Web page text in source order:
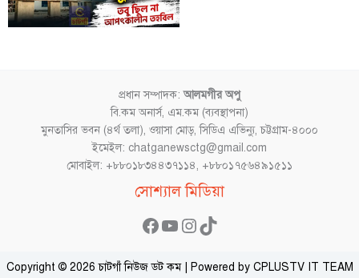
প্রধান সম্পাদক:আলমগীর অপু
বি.কম অনার্স, এম.কম (ব্যবস্থাপনা)
মুনতাসির ভবন (৪র্থ তলা), ওয়াসা মোড়, সিডিএ এভিন্যু, চট্টগ্রাম-৪০০০
ইমেইল: chatganewsctg@gmail.com
মোবাইল: +৮৮০১৮৩৪৪৩৭১১৪, +৮৮০১৭৫৬৪৯১৫১১
সোশ্যাল মিডিয়া
Facebook
YouTube
Instagram
TikTok
Copyright © 2026 চাটগাঁ নিউজ ডট কম | Powered by CPLUSTV IT TEAM